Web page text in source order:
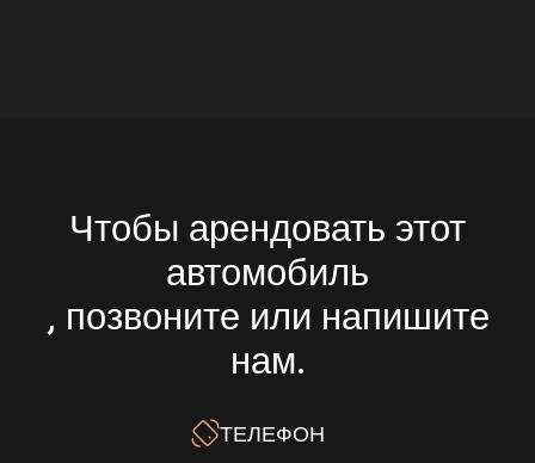
Чтобы арендовать этот
автомобиль
, позвоните или напишите
нам.
ТЕЛЕФОН